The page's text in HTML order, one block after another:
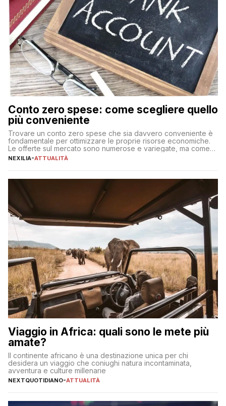
Conto zero spese: come scegliere quello
più conveniente
Trovare un conto zero spese che sia davvero conveniente è
fondamentale per ottimizzare le proprie risorse economiche.
Le offerte sul mercato sono numerose e variegate, ma come
individuare quella più adatta alle proprie esigenze senza
sul […]
NEXILIA-ATTUALITÀ
Viaggio in Africa: quali sono le mete più
amate?
Il continente africano è una destinazione unica per chi
desidera un viaggio che coniughi natura incontaminata,
avventura e culture millenarie
NEXTQUOTIDIANO-ATTUALITÀ